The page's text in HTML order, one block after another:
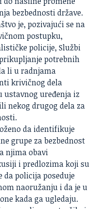
bezbednosti države.
je, pozivajući se na
postupku,
policije, Službi
potrebnih
li u radnjama
krivičnog dela
uređenja iz
nekog drugog dela za
da identifikuje
grupe za bezbednost
njima obavi
i predlozima koji su
policija poseduje
naoružanju i da je u
kada ga ugledaju.